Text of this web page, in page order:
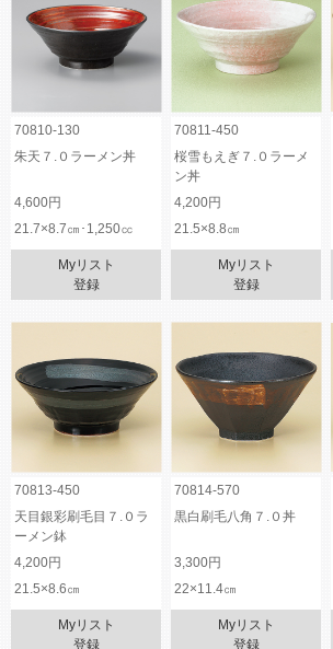
70810-130 70811-450
朱天７.０ラーメン丼
桜雪もえぎ７.０ラーメ
ン丼
4,600円
4,200円
21.7×8.7㎝･1,250㏄
21.5×8.8㎝
Myリスト
登録
Myリスト
登録
70813-450 70814-570
天目銀彩刷毛目７.０ラ
ーメン鉢
黒白刷毛八角７.０丼
4,200円 3,300円
21.5×8.6㎝
22×11.4㎝
Myリスト
登録
Myリスト
登録